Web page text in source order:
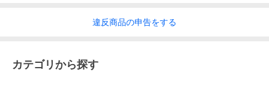
違反商品の申告をする
カテゴリから探す